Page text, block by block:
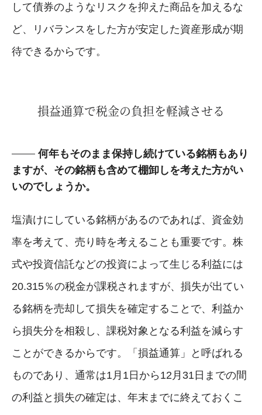
して債券のようなリスクを抑えた商品を加えるな
ど、リバランスをした方が安定した資産形成が期
待できるからです。
損益通算で税金の負担を軽減させる
何年もそのまま保持し続けている銘柄もあり
ますが、その銘柄も含めて棚卸しを考えた方がい
いのでしょうか。
塩漬けにしている銘柄があるのであれば、資金効
率を考えて、売り時を考えることも重要です。株
式や投資信託などの投資によって生じる利益には
20.315％の税金が課税されますが、損失が出てい
る銘柄を売却して損失を確定することで、利益か
ら損失分を相殺し、課税対象となる利益を減らす
ことができるからです。「損益通算」と呼ばれる
ものであり、通常は1月1日から12月31日までの間
の利益と損失の確定は、年末までに終えておくこ